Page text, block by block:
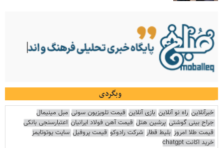
وبگردی
خبرآنلاین راه نو آنلاین بازی آنلاین قیمت تلویزیون سونی مبل مینیمال
جراح بینی گوشتی پرشین هتل قیمت آهن فولاد ایرانیان اعتبارسنجی بانکی
قیمت طلا امروز بلیط قطار شرکت رادوکو قیمت پروفیل سایت یوتوتایمز
خرید اکانت chatgpt